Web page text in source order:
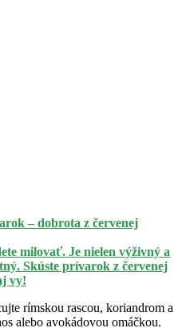
– dobrota z červenej
milovať. Je nielen výživný a
Skúste prívarok z červenej
vy!
rímskou rascou, koriandrom a
alebo avokádovou omáčkou.